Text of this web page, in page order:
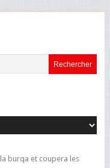
burqa et coupera les